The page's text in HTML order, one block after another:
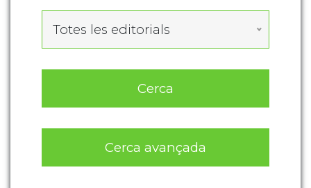
Totes les editorials
Cerca
Cerca avançada